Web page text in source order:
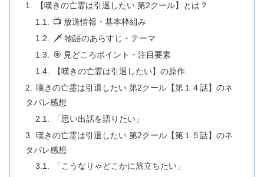
【嘆きの亡霊は引退したい 第2クール】とは？
📺 放送情報・基本枠組み
🗡️ 物語のあらすじ・テーマ
🎯 見どころポイント・注目要素
【嘆きの亡霊は引退したい】の原作
嘆きの亡霊は引退したい 第2クール【第１４話】のネ
タバレ感想
「思い出話を語りたい」
嘆きの亡霊は引退したい 第2クール【第１５話】のネ
タバレ感想
「こうなりゃどこかに旅立ちたい」